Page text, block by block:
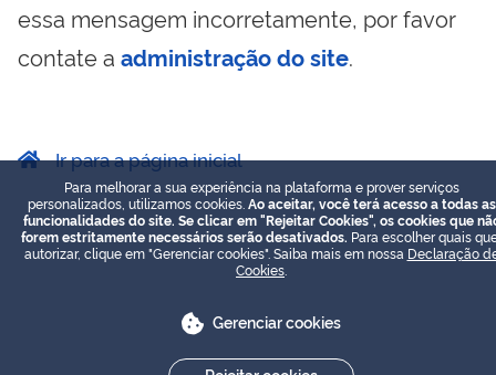
essa mensagem incorretamente, por favor
contate a administração do site.
Ir para a página inicial
Para melhorar a sua experiência na plataforma e prover serviços
personalizados, utilizamos cookies. Ao aceitar, você terá acesso a todas as
funcionalidades do site. Se clicar em "Rejeitar Cookies", os cookies que
forem estritamente necessários serão desativados. Para escolher quais
autorizar, clique em "Gerenciar cookies". Saiba mais em nossa Declaração
Cookies
Gerenciar cookies